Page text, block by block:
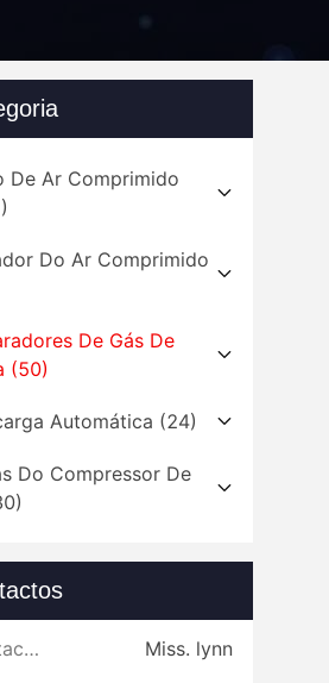
De Ar Comprimido
Do Ar Comprimido
De Gás De
(50)
Automática (24)
Do Compressor De
Contactos:
Miss. lynn